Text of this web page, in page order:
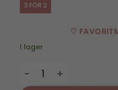
3 FÖR 2
♡
I lager